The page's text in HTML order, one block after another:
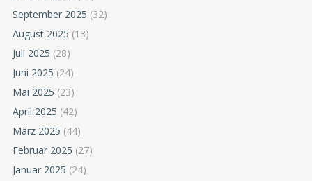
September 2025 (32)
August 2025 (13)
Juli 2025 (28)
Juni 2025 (24)
Mai 2025 (23)
April 2025 (42)
März 2025 (44)
Februar 2025 (27)
Januar 2025 (24)